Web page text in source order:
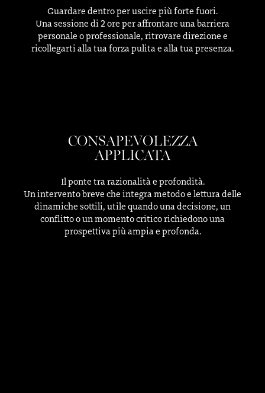
Guardare dentro per uscire più forte fuori.
Una sessione di 2 ore per affrontare una barriera
personale o professionale, ritrovare direzione e
ricollegarti alla tua forza pulita e alla tua presenza.
CONSAPEVOLEZZA
APPLICATA
Il ponte tra razionalità e profondità.
Un intervento breve che integra metodo e lettura delle
dinamiche sottili, utile quando una decisione, un
conflitto o un momento critico richiedono una
prospettiva più ampia e profonda.